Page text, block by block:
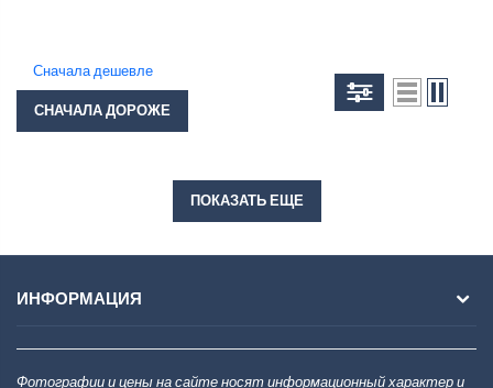
Сначала дешевле
СНАЧАЛА ДОРОЖЕ
ПОКАЗАТЬ ЕЩЕ
ИНФОРМАЦИЯ
Фотографии и цены на сайте носят информационный характер и